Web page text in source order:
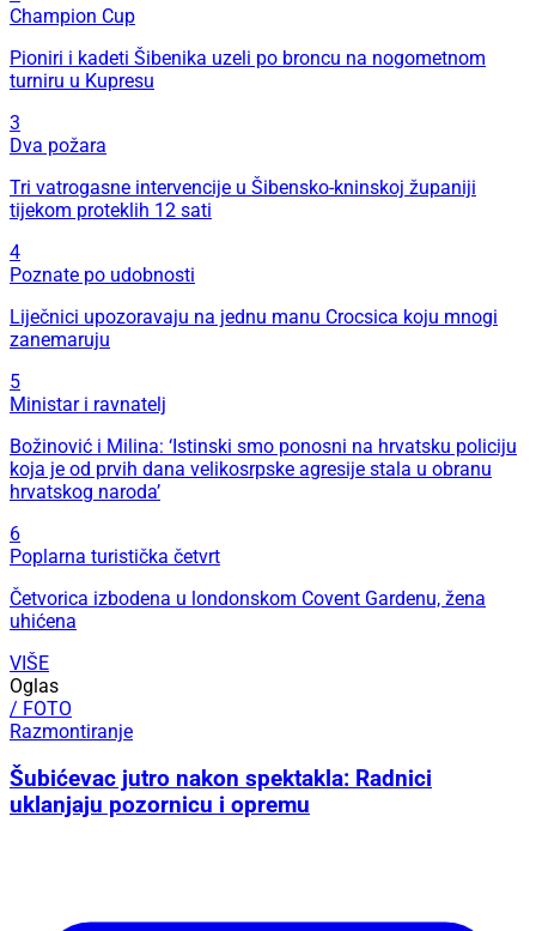
Champion Cup
Pioniri i kadeti Šibenika uzeli po broncu na nogometnom
turniru u Kupresu
3
Dva požara
Tri vatrogasne intervencije u Šibensko-kninskoj županiji
tijekom proteklih 12 sati
4
Poznate po udobnosti
Liječnici upozoravaju na jednu manu Crocsica koju mnogi
zanemaruju
5
Ministar i ravnatelj
Božinović i Milina: ‘Istinski smo ponosni na hrvatsku policiju
koja je od prvih dana velikosrpske agresije stala u obranu
hrvatskog naroda’
6
Poplarna turistička četvrt
Četvorica izbodena u londonskom Covent Gardenu, žena
uhićena
VIŠE
Oglas
/ FOTO
Razmontiranje
Šubićevac jutro nakon spektakla: Radnici
uklanjaju pozornicu i opremu